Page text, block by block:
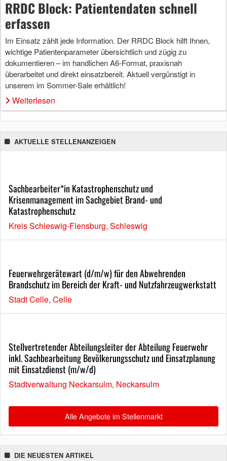
RRDC Block: Patientendaten schnell
erfassen
Im Einsatz zählt jede Information. Der RRDC Block hilft Ihnen,
wichtige Patientenparameter übersichtlich und zügig zu
dokumentieren – im handlichen A6-Format, praxisnah
überarbeitet und direkt einsatzbereit. Aktuell vergünstigt in
unserem im Sommer-Sale erhältlich!
Weiterlesen
AKTUELLE STELLENANZEIGEN
Sachbearbeiter*in Katastrophenschutz und
Krisenmanagement im Sachgebiet Brand- und
Katastrophenschutz
Kreis Schleswig-Flensburg, Schleswig
Feuerwehrgerätewart (d/m/w) für den Abwehrenden
Brandschutz im Bereich der Kraft- und Nutzfahrzeugwerkstatt
Stadt Celle, Celle
Stellvertretender Abteilungsleiter der Abteilung Feuerwehr
inkl. Sachbearbeitung Bevölkerungsschutz und Einsatzplanung
mit Einsatzdienst (m/w/d)
Stadtverwaltung Neckarsulm, Neckarsulm
Alle Angebote im Stellenmarkt
DIE NEUESTEN ARTIKEL